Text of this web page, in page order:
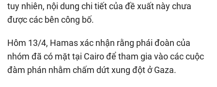
tuy nhiên, nội dung chi tiết của đề xuất này chưa
được các bên công bố.
Hôm 13/4, Hamas xác nhận rằng phái đoàn của
nhóm đã có mặt tại Cairo để tham gia vào các cuộc
đàm phán nhằm chấm dứt xung đột ở Gaza.